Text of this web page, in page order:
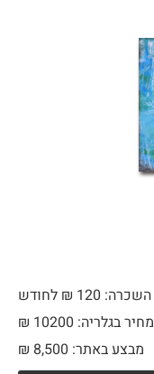
השכרה: 120 ₪ לחודש
מחיר בגלריה: 10200 ₪
מבצע באתר:
₪ 8,500